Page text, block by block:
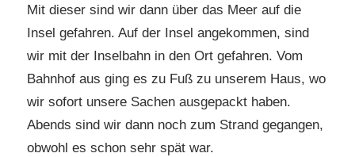
Mit dieser sind wir dann über das Meer auf die
Insel gefahren. Auf der Insel angekommen, sind
wir mit der Inselbahn in den Ort gefahren. Vom
Bahnhof aus ging es zu Fuß zu unserem Haus, wo
wir sofort unsere Sachen ausgepackt haben.
Abends sind wir dann noch zum Strand gegangen,
obwohl es schon sehr spät war.